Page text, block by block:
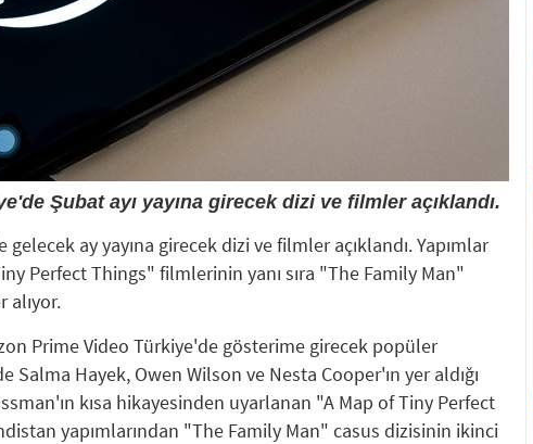
Şubat ayı yayına girecek dizi ve filmler açıklandı.
ay yayına girecek dizi ve filmler açıklandı. Yapımlar
Perfect Things" filmlerinin yanı sıra "The Family Man"
alıyor.
Prime Video Türkiye'de gösterime girecek popüler
Salma Hayek, Owen Wilson ve Nesta Cooper'ın yer aldığı
kısa hikayesinden uyarlanan "A Map of Tiny Perfect
yapımlarından "The Family Man" casus dizisinin ikinci